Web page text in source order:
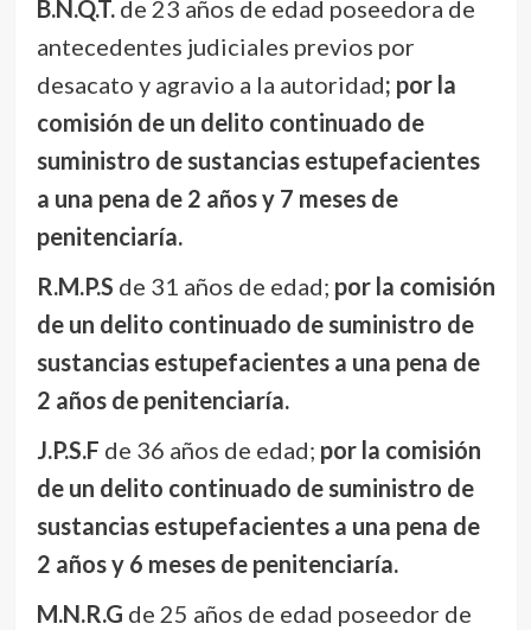
B.N.Q.T. de 23 años de edad poseedora de
antecedentes judiciales previos por
desacato y agravio a la autoridad; por la
comisión de un delito continuado de
suministro de sustancias estupefacientes
a una pena de 2 años y 7 meses de
penitenciaría.
R.M.P.S de 31 años de edad; por la comisión
de un delito continuado de suministro de
sustancias estupefacientes a una pena de
2 años de penitenciaría.
J.P.S.F de 36 años de edad; por la comisión
de un delito continuado de suministro de
sustancias estupefacientes a una pena de
2 años y 6 meses de penitenciaría.
M.N.R.G de 25 años de edad poseedor de